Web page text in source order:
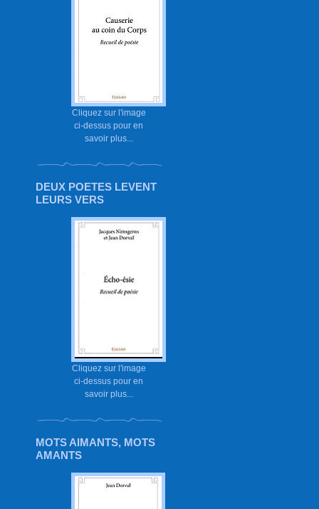
Cliquez sur l'image
ci-dessus pour en
savoir plus...
DEUX POETES LEVENT
LEURS VERS
Cliquez sur l'image
ci-dessus pour en
savoir plus...
MOTS AIMANTS, MOTS
AMANTS